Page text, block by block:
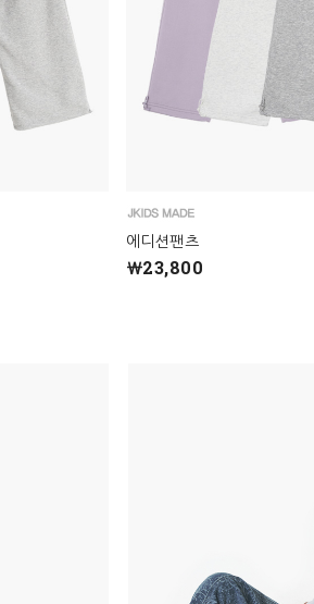
에디션팬츠
￦23,800